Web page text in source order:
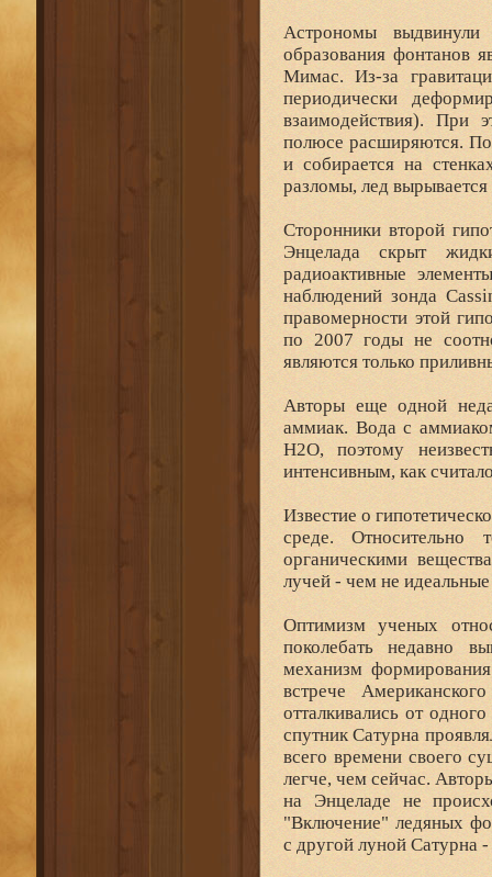
Астрономы
образования фонтанов
Мимас. Из-за
периодически
взаимодействия). При
полюсе расширяются.
и собирается на
разломы, лед
Сторонники второй
Энцелада скрыт
радиоактивные
наблюдений зонда
правомерности этой
по 2007 годы не
являются только
Авторы еще одной
аммиак. Вода с
H2O, поэтому
интенсивным, как
Известие о
среде.
органическими
лучей - чем не
Оптимизм ученых
поколебать недавно
механизм
встрече
отталкивались от
спутник Сатурна
всего времени своего
легче, чем сейчас.
на Энцеладе не
"Включение" ледяных
с другой луной Сатурна